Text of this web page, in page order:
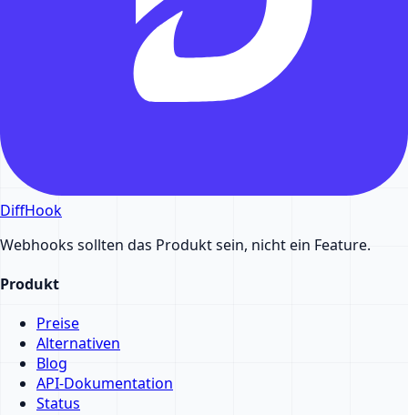
DiffHook
Webhooks sollten das Produkt sein, nicht ein Feature.
Produkt
Preise
Alternativen
Blog
API-Dokumentation
Status